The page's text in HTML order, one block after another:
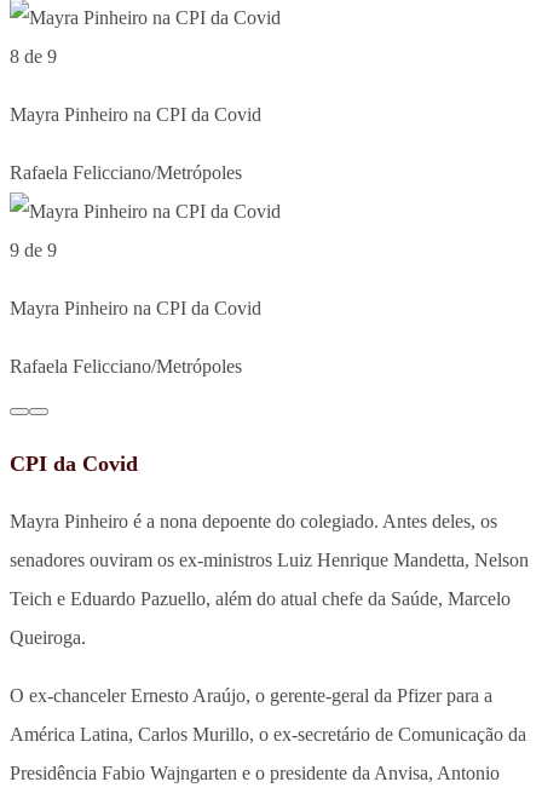
8 de 9
Mayra Pinheiro na CPI da Covid
Rafaela Felicciano/Metrópoles
9 de 9
Mayra Pinheiro na CPI da Covid
Rafaela Felicciano/Metrópoles
CPI da Covid
Mayra Pinheiro é a nona depoente do colegiado. Antes deles, os
senadores ouviram os ex-ministros Luiz Henrique Mandetta, Nelson
Teich e Eduardo Pazuello, além do atual chefe da Saúde, Marcelo
Queiroga.
O ex-chanceler Ernesto Araújo, o gerente-geral da Pfizer para a
América Latina, Carlos Murillo, o ex-secretário de Comunicação da
Presidência Fabio Wajngarten e o presidente da Anvisa, Antonio